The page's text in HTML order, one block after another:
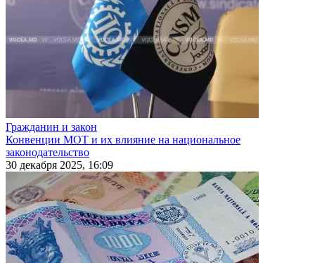
Гражданин и закон
Конвенции МОТ и их влияние на национальное
законодательство
30 декабря 2025, 16:09